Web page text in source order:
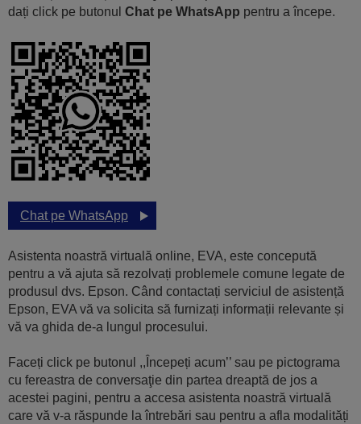
dați click pe butonul Chat pe WhatsApp pentru a începe.
Chat pe WhatsApp
Asistenta noastră virtuală online, EVA, este concepută
pentru a vă ajuta să rezolvați problemele comune legate de
produsul dvs. Epson. Când contactați serviciul de asistență
Epson, EVA vă va solicita să furnizați informații relevante și
vă va ghida de-a lungul procesului.
Faceți click pe butonul ,,Începeți acum’’ sau pe pictograma
cu fereastra de conversaţie din partea dreaptă de jos a
acestei pagini, pentru a accesa asistenta noastră virtuală
care vă v-a răspunde la întrebări sau pentru a afla modalități